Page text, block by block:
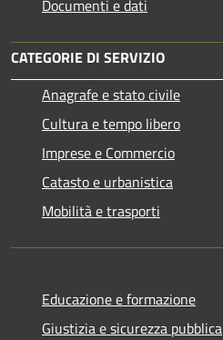
Documenti e dati
CATEGORIE DI SERVIZIO
Anagrafe e stato civile
Cultura e tempo libero
Imprese e Commercio
Catasto e urbanistica
Mobilità e trasporti
Educazione e formazione
Giustizia e sicurezza pubblica